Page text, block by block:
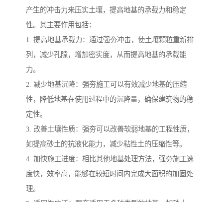
产生的冲击力来压实土壤，提高地基的承载力和稳定
性。其主要作用包括：
1. 提高地基承载力：通过强夯冲击，使土壤颗粒重新排
列，减少孔隙，增加密实度，从而提高地基的承载能
力。
2. 减少地基沉降：强夯施工可以有效减少地基的压缩
性，降低地基在使用过程中的沉降量，确保建筑物的稳
定性。
3. 改善土壤性质：强夯可以改善软弱地基的工程性质，
如提高砂土的抗液化能力，减少粘性土的压缩性等。
4. 加快施工进度：相比其他地基处理方法，强夯施工速
度快，效率高，能够在较短时间内完成大面积的加固处
理。